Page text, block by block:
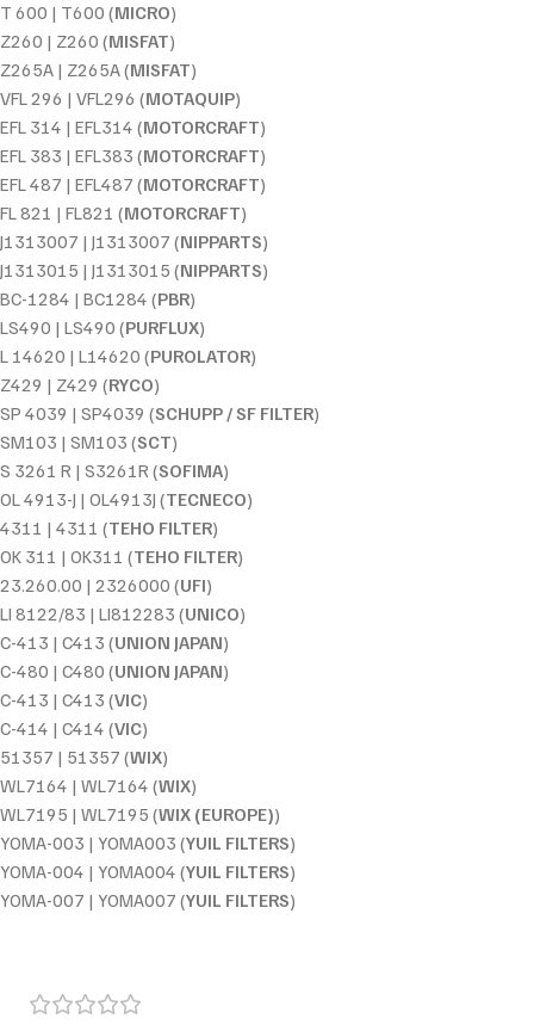
T 600 | T600 (MICRO)
Z260 | Z260 (MISFAT)
Z265A | Z265A (MISFAT)
VFL 296 | VFL296 (MOTAQUIP)
EFL 314 | EFL314 (MOTORCRAFT)
EFL 383 | EFL383 (MOTORCRAFT)
EFL 487 | EFL487 (MOTORCRAFT)
FL 821 | FL821 (MOTORCRAFT)
J1313007 | J1313007 (NIPPARTS)
J1313015 | J1313015 (NIPPARTS)
BC-1284 | BC1284 (PBR)
LS490 | LS490 (PURFLUX)
L 14620 | L14620 (PUROLATOR)
Z429 | Z429 (RYCO)
SP 4039 | SP4039 (SCHUPP / SF FILTER)
SM103 | SM103 (SCT)
S 3261 R | S3261R (SOFIMA)
OL 4913-J | OL4913J (TECNECO)
4311 | 4311 (TEHO FILTER)
OK 311 | OK311 (TEHO FILTER)
23.260.00 | 2326000 (UFI)
LI 8122/83 | LI812283 (UNICO)
C-413 | C413 (UNION JAPAN)
C-480 | C480 (UNION JAPAN)
C-413 | C413 (VIC)
C-414 | C414 (VIC)
51357 | 51357 (WIX)
WL7164 | WL7164 (WIX)
WL7195 | WL7195 (WIX (EUROPE))
YOMA-003 | YOMA003 (YUIL FILTERS)
YOMA-004 | YOMA004 (YUIL FILTERS)
YOMA-007 | YOMA007 (YUIL FILTERS)